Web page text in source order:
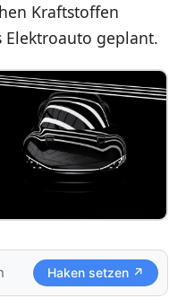
Kraftstoffen
geplant.
Haken setzen ↗